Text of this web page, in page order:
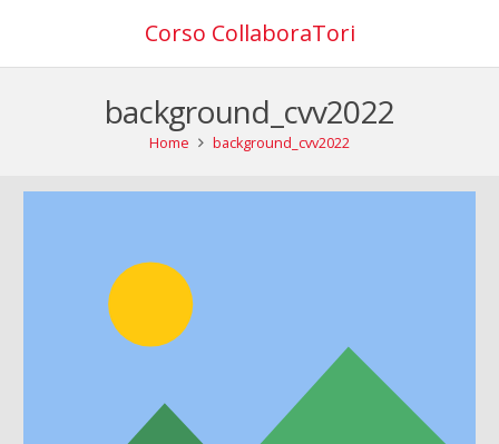
Corso CollaboraTori
background_cvv2022
Home background_cvv2022